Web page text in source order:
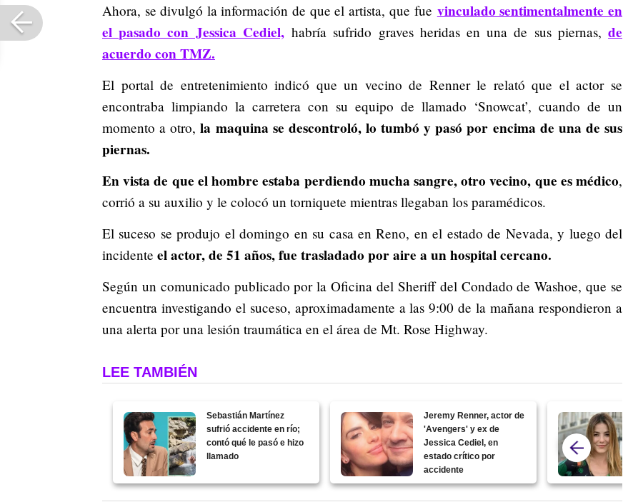
Ahora, se divulgó la información de que el artista, que fue vinculado sentimentalmente en
el pasado con Jessica Cediel,habría sufrido graves heridas en una de sus piernas,de
acuerdo con TMZ.
El portal de entretenimiento indicó que un vecino de Renner le relató que el actor se
encontraba limpiando la carretera con su equipo de llamado ‘Snowcat’, cuando de un
momento a otro, la maquina se descontroló, lo tumbó y pasó por encima de una de sus
piernas.
En vista de que el hombre estaba perdiendo mucha sangre, otro vecino, que es médico,
corrió a su auxilio y le colocó un torniquete mientras llegaban los paramédicos.
El suceso se produjo el domingo en su casa en Reno, en el estado de Nevada, y luego del
incidente el actor, de 51 años, fue trasladado por aire a un hospital cercano.
Según un comunicado publicado por la Oficina del Sheriff del Condado de Washoe, que se
encuentra investigando el suceso, aproximadamente a las 9:00 de la mañana respondieron a
una alerta por una lesión traumática en el área de Mt. Rose Highway.
LEE TAMBIÉN
Sebastián Martínez
sufrió accidente en río;
contó qué le pasó e hizo
llamado
Jeremy Renner, actor de
'Avengers' y ex de
Jessica Cediel, en
estado crítico por
accidente